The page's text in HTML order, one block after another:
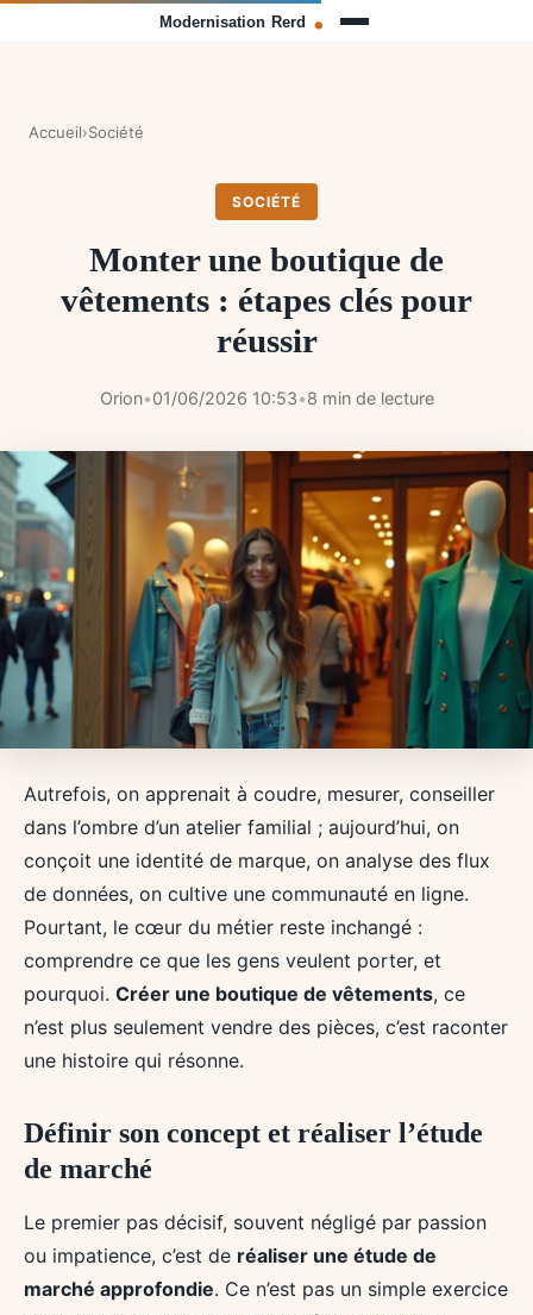
Accueil›Société
SOCIÉTÉ
Monter une boutique de
vêtements : étapes clés pour
réussir
Orion•01/06/2026 10:53•8 min de lecture
Autrefois, on apprenait à coudre, mesurer, conseiller
dans l’ombre d’un atelier familial ; aujourd’hui, on
conçoit une identité de marque, on analyse des flux
de données, on cultive une communauté en ligne.
Pourtant, le cœur du métier reste inchangé :
comprendre ce que les gens veulent porter, et
pourquoi. Créer une boutique de vêtements, ce
n’est plus seulement vendre des pièces, c’est raconter
une histoire qui résonne.
Définir son concept et réaliser l’étude
de marché
Le premier pas décisif, souvent négligé par passion
ou impatience, c’est de réaliser une étude de
marché approfondie. Ce n’est pas un simple exercice